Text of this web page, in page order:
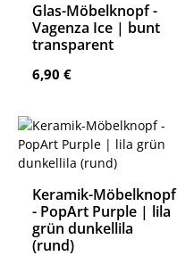
Glas-Möbelknopf -
Vagenza Ice | bunt
transparent
Regulärer Preis:
6,90 €
Keramik-Möbelknopf
- PopArt Purple | lila
grün dunkellila
(rund)